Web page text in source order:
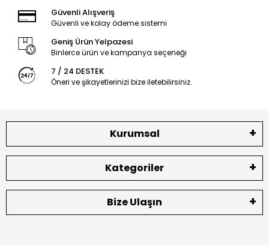
Güvenli Alışveriş
Güvenli ve kolay ödeme sistemi
Geniş Ürün Yelpazesi
Binlerce ürün ve kampanya seçeneği
7 / 24 DESTEK
Öneri ve şikayetlerinizi bize iletebilirsiniz.
Kurumsal
Kategoriler
Bize Ulaşın